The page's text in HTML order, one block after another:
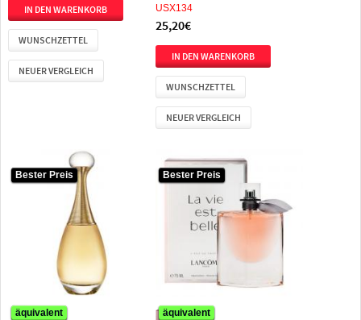
WUNSCHZETTEL
NEUER VERGLEICH
USX134
25,20€
WUNSCHZETTEL
NEUER VERGLEICH
Bester Preis
äquivalent
Bester Preis
äquivalent
Bester Preis
äquivalent
Bester Preis
äquivalent